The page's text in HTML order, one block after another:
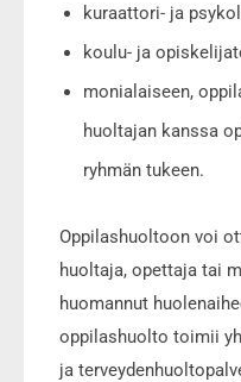
kuraattori- ja
koulu- ja
monialaiseen,
huoltajan kanssa
ryhmän tukeen.
Oppilashuoltoon voi
huoltaja, opettaja tai
huomannut
oppilashuolto toimii
ja